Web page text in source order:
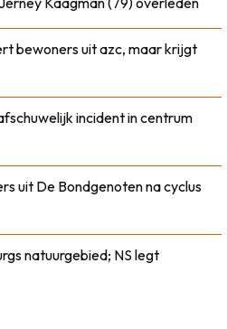
bewoners uit azc, maar krijgt
incident in centrum
uit De Bondgenoten na cyclus
natuurgebied; NS legt